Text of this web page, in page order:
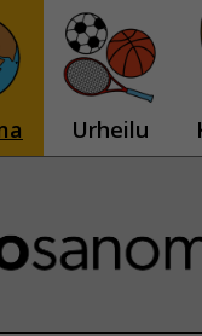
Urheilu